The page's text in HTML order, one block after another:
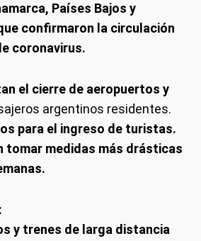
Países Bajos y
confirmaron la circulación
coronavirus.
el cierre de aeropuertos y
argentinos residentes.
para el ingreso de turistas.
tomar medidas más drásticas
y trenes de larga distancia